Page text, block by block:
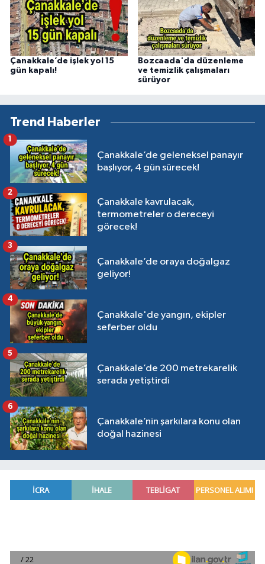
Çanakkale’de işlek yol 15
gün kapalı!
Bozcaada'da düzenleme
ve temizlik çalışmaları
sürüyor
Trend Haberler
Çanakkale’de geleneksel panayır
başlıyor, 4 gün sürecek!
Çanakkale kavrulacak,
termometreler o dereceyi
görecek!
2
Çanakkale’de oraya doğalgaz
geliyor!
3
Çanakkale'de yangın, ekipler
seferber oldu
4
Çanakkale’de 200 metrekarelik
serada yetiştirdi
5
Çanakkale’nin şarkılara konu olan
doğal hazinesi
6